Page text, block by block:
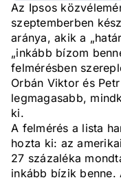
Az Ipsos
szeptemberben
aránya, akik a
„inkább bízom
felmérésben
Orbán Viktor és
legmagasabb,
ki.
A felmérés a lista
hozta ki: az
27 százaléka
inkább bízik benne.